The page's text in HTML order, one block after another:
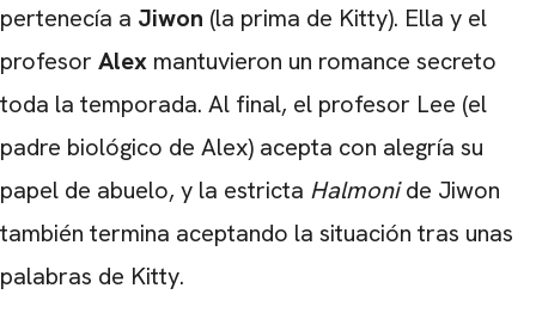
pertenecía a Jiwon (la prima de Kitty). Ella y el
profesor Alex mantuvieron un romance secreto
toda la temporada. Al final, el profesor Lee (el
padre biológico de Alex) acepta con alegría su
papel de abuelo, y la estricta Halmonide Jiwon
también termina aceptando la situación tras unas
palabras de Kitty.